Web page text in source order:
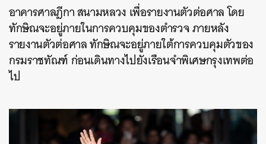
อาคารศาลฎีกา สนามหลวง เพื่อรายงานตัวต่อศาล โดย
ทักษิณจะอยู่ภายในการควบคุมของตำรวจ ภายหลัง
รายงานตัวต่อศาล ทักษิณจะอยู่ภายใต้การควบคุมตัวของ
กรมราชทัณฑ์ ก่อนเดินทางไปยังเรือนจำพิเศษกรุงเทพต่อ
ไป
SHARE TWEET LINE EMAIL